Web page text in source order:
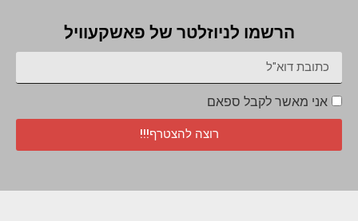
הרשמו לניוזלטר של פאשקעוויל
אני מאשר לקבל ספאם
רוצה להצטרף!!!